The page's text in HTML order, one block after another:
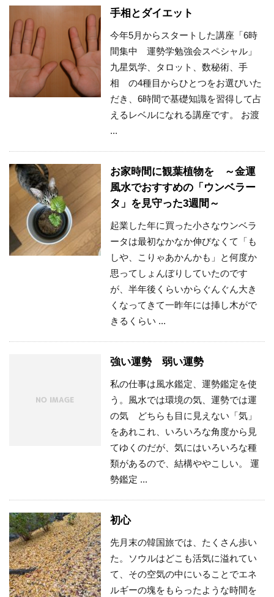
手相とダイエット
今年5月からスタートした講座「6時
間集中 運勢学勉強会スペシャル」
九星気学、タロット、数秘術、手
相 の4種目からひとつをお選びいた
だき、6時間で基礎知識を習得して占
えるレベルになれる講座です。 お渡
...
お家時間に観葉植物を ～金運
風水でおすすめの「ウンベラー
タ」を見守った3週間～
起業した年に買った小さなウンベラ
ータは最初なかなか伸びなくて「も
しや、こりゃあかんかも」と何度か
思ってしょんぼりしていたのです
が、半年後くらいからぐんぐん大き
くなってきて一昨年には挿し木がで
きるくらい ...
強い運勢 弱い運勢
私の仕事は風水鑑定、運勢鑑定を使
う。風水では環境の気、運勢では運
の気 どちらも目に見えない「気」
をあれこれ、いろいろな角度から見
てゆくのだが、気にはいろいろな種
類があるので、結構ややこしい。 運
勢鑑定 ...
初心
先月末の韓国旅では、たくさん歩い
た。ソウルはどこも活気に溢れてい
て、その空気の中にいることでエネ
ルギーの塊をもらったような時間を